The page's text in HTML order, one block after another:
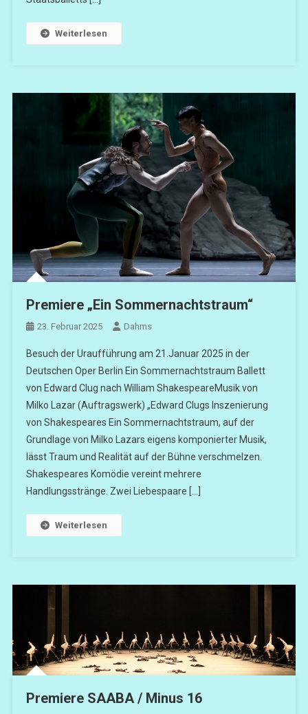
Weiterlesen
Premiere „Ein Sommernachtstraum“
23. Februar 2025 Dahms
Besuch der Uraufführung am 21.Januar 2025 in der
Deutschen Oper Berlin Ein Sommernachtstraum Ballett
von Edward Clug nach William ShakespeareMusik von
Milko Lazar (Auftragswerk) „Edward Clugs Inszenierung
von Shakespeares Ein Sommernachtstraum, auf der
Grundlage von Milko Lazars eigens komponierter Musik,
lässt Traum und Realität auf der Bühne verschmelzen.
Shakespeares Komödie vereint mehrere
Handlungsstränge. Zwei Liebespaare […]
Weiterlesen
Premiere SAABA / Minus 16